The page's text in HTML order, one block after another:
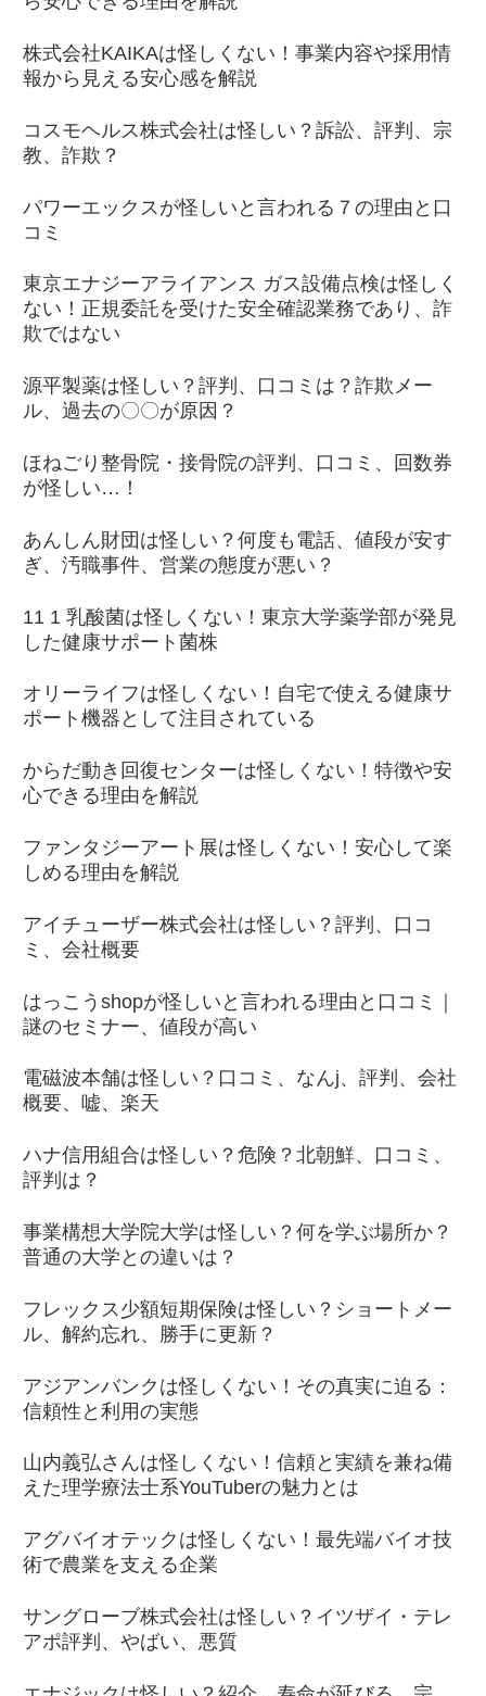
株式会社KAIKAは怪しくない！事業内容や採用情
報から見える安心感を解説
コスモヘルス株式会社は怪しい？訴訟、評判、宗
教、詐欺？
パワーエックスが怪しいと言われる７の理由と口
コミ
東京エナジーアライアンス ガス設備点検は怪しく
ない！正規委託を受けた安全確認業務であり、詐
欺ではない
源平製薬は怪しい？評判、口コミは？詐欺メー
ル、過去の〇〇が原因？
ほねごり整骨院・接骨院の評判、口コミ、回数券
が怪しい…！
あんしん財団は怪しい？何度も電話、値段が安す
ぎ、汚職事件、営業の態度が悪い？
11 1 乳酸菌は怪しくない！東京大学薬学部が発見
した健康サポート菌株
オリーライフは怪しくない！自宅で使える健康サ
ポート機器として注目されている
からだ動き回復センターは怪しくない！特徴や安
心できる理由を解説
ファンタジーアート展は怪しくない！安心して楽
しめる理由を解説
アイチューザー株式会社は怪しい？評判、口コ
ミ、会社概要
はっこうshopが怪しいと言われる理由と口コミ｜
謎のセミナー、値段が高い
電磁波本舗は怪しい？口コミ、なんj、評判、会社
概要、嘘、楽天
ハナ信用組合は怪しい？危険？北朝鮮、口コミ、
評判は？
事業構想大学院大学は怪しい？何を学ぶ場所か？
普通の大学との違いは？
フレックス少額短期保険は怪しい？ショートメー
ル、解約忘れ、勝手に更新？
アジアンバンクは怪しくない！その真実に迫る：
信頼性と利用の実態
山内義弘さんは怪しくない！信頼と実績を兼ね備
えた理学療法士系YouTuberの魅力とは
アグバイオテックは怪しくない！最先端バイオ技
術で農業を支える企業
サングローブ株式会社は怪しい？イツザイ・テレ
アポ評判、やばい、悪質